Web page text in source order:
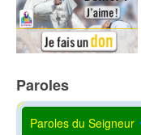
Paroles
Paroles du Seigneur